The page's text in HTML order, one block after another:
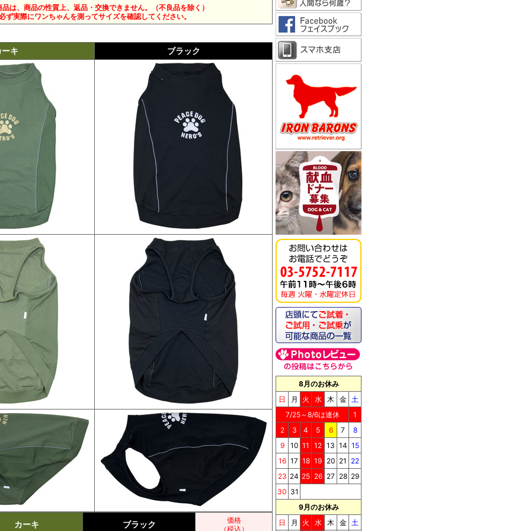
品は、商品の性質上、返品・交換できません。（不良品を除く）
ず実際にワンちゃんを測ってサイズを確認してください。
キ ブラック
カーキ ブラック
価格
（税込）
8月のお休み
日
月 火 水 木 金 土
7/25～8/6は連休
1
2
3 4 5 6 7
8
9
10 11 12 13 14 15
16 17 18 19 20 21
22
23 24 25 26 27 28 29
30 31
9月のお休み
日
月 火 水 木 金 土